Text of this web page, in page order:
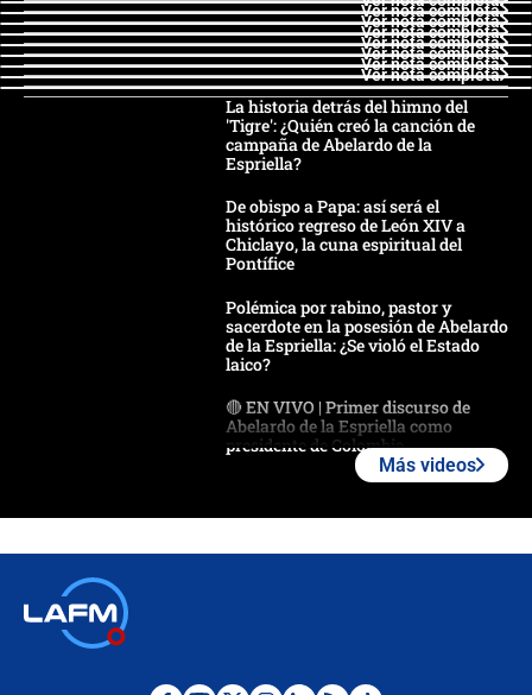
Ver nota completa
Ver nota completa
Ver nota completa
Ver nota completa
Ver nota completa
Ver nota completa
Ver nota completa
La historia detrás del himno del
'Tigre': ¿Quién creó la canción de
campaña de Abelardo de la
Espriella?
De obispo a Papa: así será el
histórico regreso de León XIV a
Chiclayo, la cuna espiritual del
Pontífice
Polémica por rabino, pastor y
sacerdote en la posesión de Abelardo
de la Espriella: ¿Se violó el Estado
laico?
🔴 EN VIVO | Primer discurso de
Abelardo de la Espriella como
presidente de Colombia
Más videos